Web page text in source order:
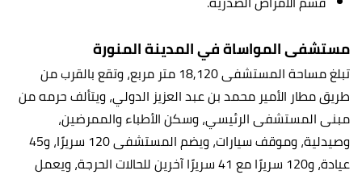
مستشفى المواساة في المدينة المنورة
تبلغ مساحة المستشفى 18,120 متر مربع، وتقع بالقرب من
طريق مطار الأمير محمد بن عبد العزيز الدولي، ويتألف حرمه من
مبنى المستشفى الرئيسي، وسكن الأطباء والممرضين،
وصيدلية، وموقف سيارات، ويضم المستشفى 120 سريرًا، و45
عيادة، و120 سريرًا مع 41 سريرًا آخرين للحالات الحرجة، ويعمل